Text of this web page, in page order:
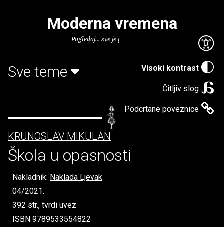
Visoki kontrast
Čitljiv slog
Podcrtane poveznice
Moderna vremena
Pogledaj... sve je puno knjiga.
Sve teme
KRUNOSLAV MIKULAN
Škola u opasnosti
Nakladnik: Naklada Ljevak
04/2021.
392 str., tvrdi uvez
ISBN 9789533554822